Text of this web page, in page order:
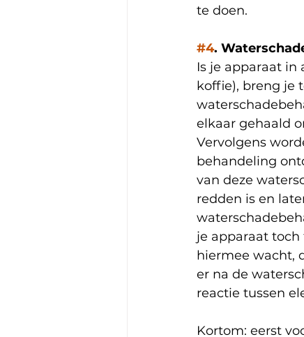
te doen.
#4.
Is je apparaat
koffie), breng je
elkaar gehaald
Vervolgens
behandeling
van deze
redden is en
je apparaat
hiermee wacht,
er na de
reactie tussen
Kortom: eerst